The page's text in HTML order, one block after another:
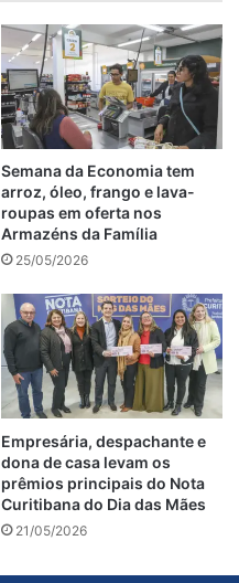
Semana da Economia tem
arroz, óleo, frango e lava-
roupas em oferta nos
Armazéns da Família
25/05/2026
Empresária, despachante e
dona de casa levam os
prêmios principais do Nota
Curitibana do Dia das Mães
21/05/2026